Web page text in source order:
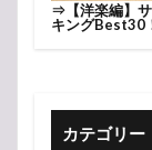
⇒ 【洋楽編】
キングBest30
カテゴリー